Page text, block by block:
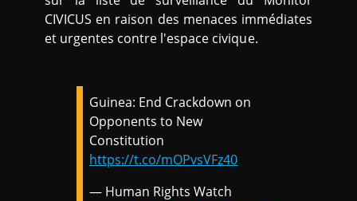
CIVICUS en raison des menaces immédiates
et urgentes contre l'espace civique.
Guinea: End Crackdown on
Opponents to New
Constitution
https://t.co/mOPvsVFz40
— Human Rights Watch